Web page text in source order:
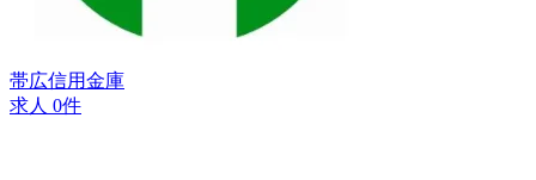
帯広信用金庫
求人 0件